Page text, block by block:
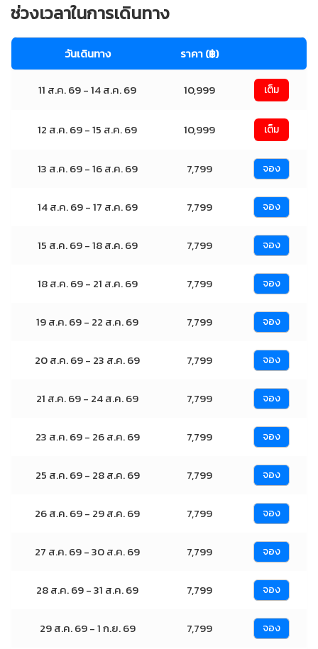
ช่วงเวลาในการเดินทาง
วันเดินทาง ราคา (฿)
11 ส.ค. 69 - 14 ส.ค. 69 10,999 เต็ม
12 ส.ค. 69 - 15 ส.ค. 69 10,999 เต็ม
13 ส.ค. 69 - 16 ส.ค. 69 7,799 จอง
14 ส.ค. 69 - 17 ส.ค. 69 7,799 จอง
15 ส.ค. 69 - 18 ส.ค. 69 7,799 จอง
18 ส.ค. 69 - 21 ส.ค. 69 7,799 จอง
19 ส.ค. 69 - 22 ส.ค. 69 7,799 จอง
20 ส.ค. 69 - 23 ส.ค. 69 7,799 จอง
21 ส.ค. 69 - 24 ส.ค. 69 7,799 จอง
23 ส.ค. 69 - 26 ส.ค. 69 7,799 จอง
25 ส.ค. 69 - 28 ส.ค. 69 7,799 จอง
26 ส.ค. 69 - 29 ส.ค. 69 7,799 จอง
27 ส.ค. 69 - 30 ส.ค. 69 7,799 จอง
28 ส.ค. 69 - 31 ส.ค. 69 7,799 จอง
29 ส.ค. 69 - 1 ก.ย. 69 7,799 จอง